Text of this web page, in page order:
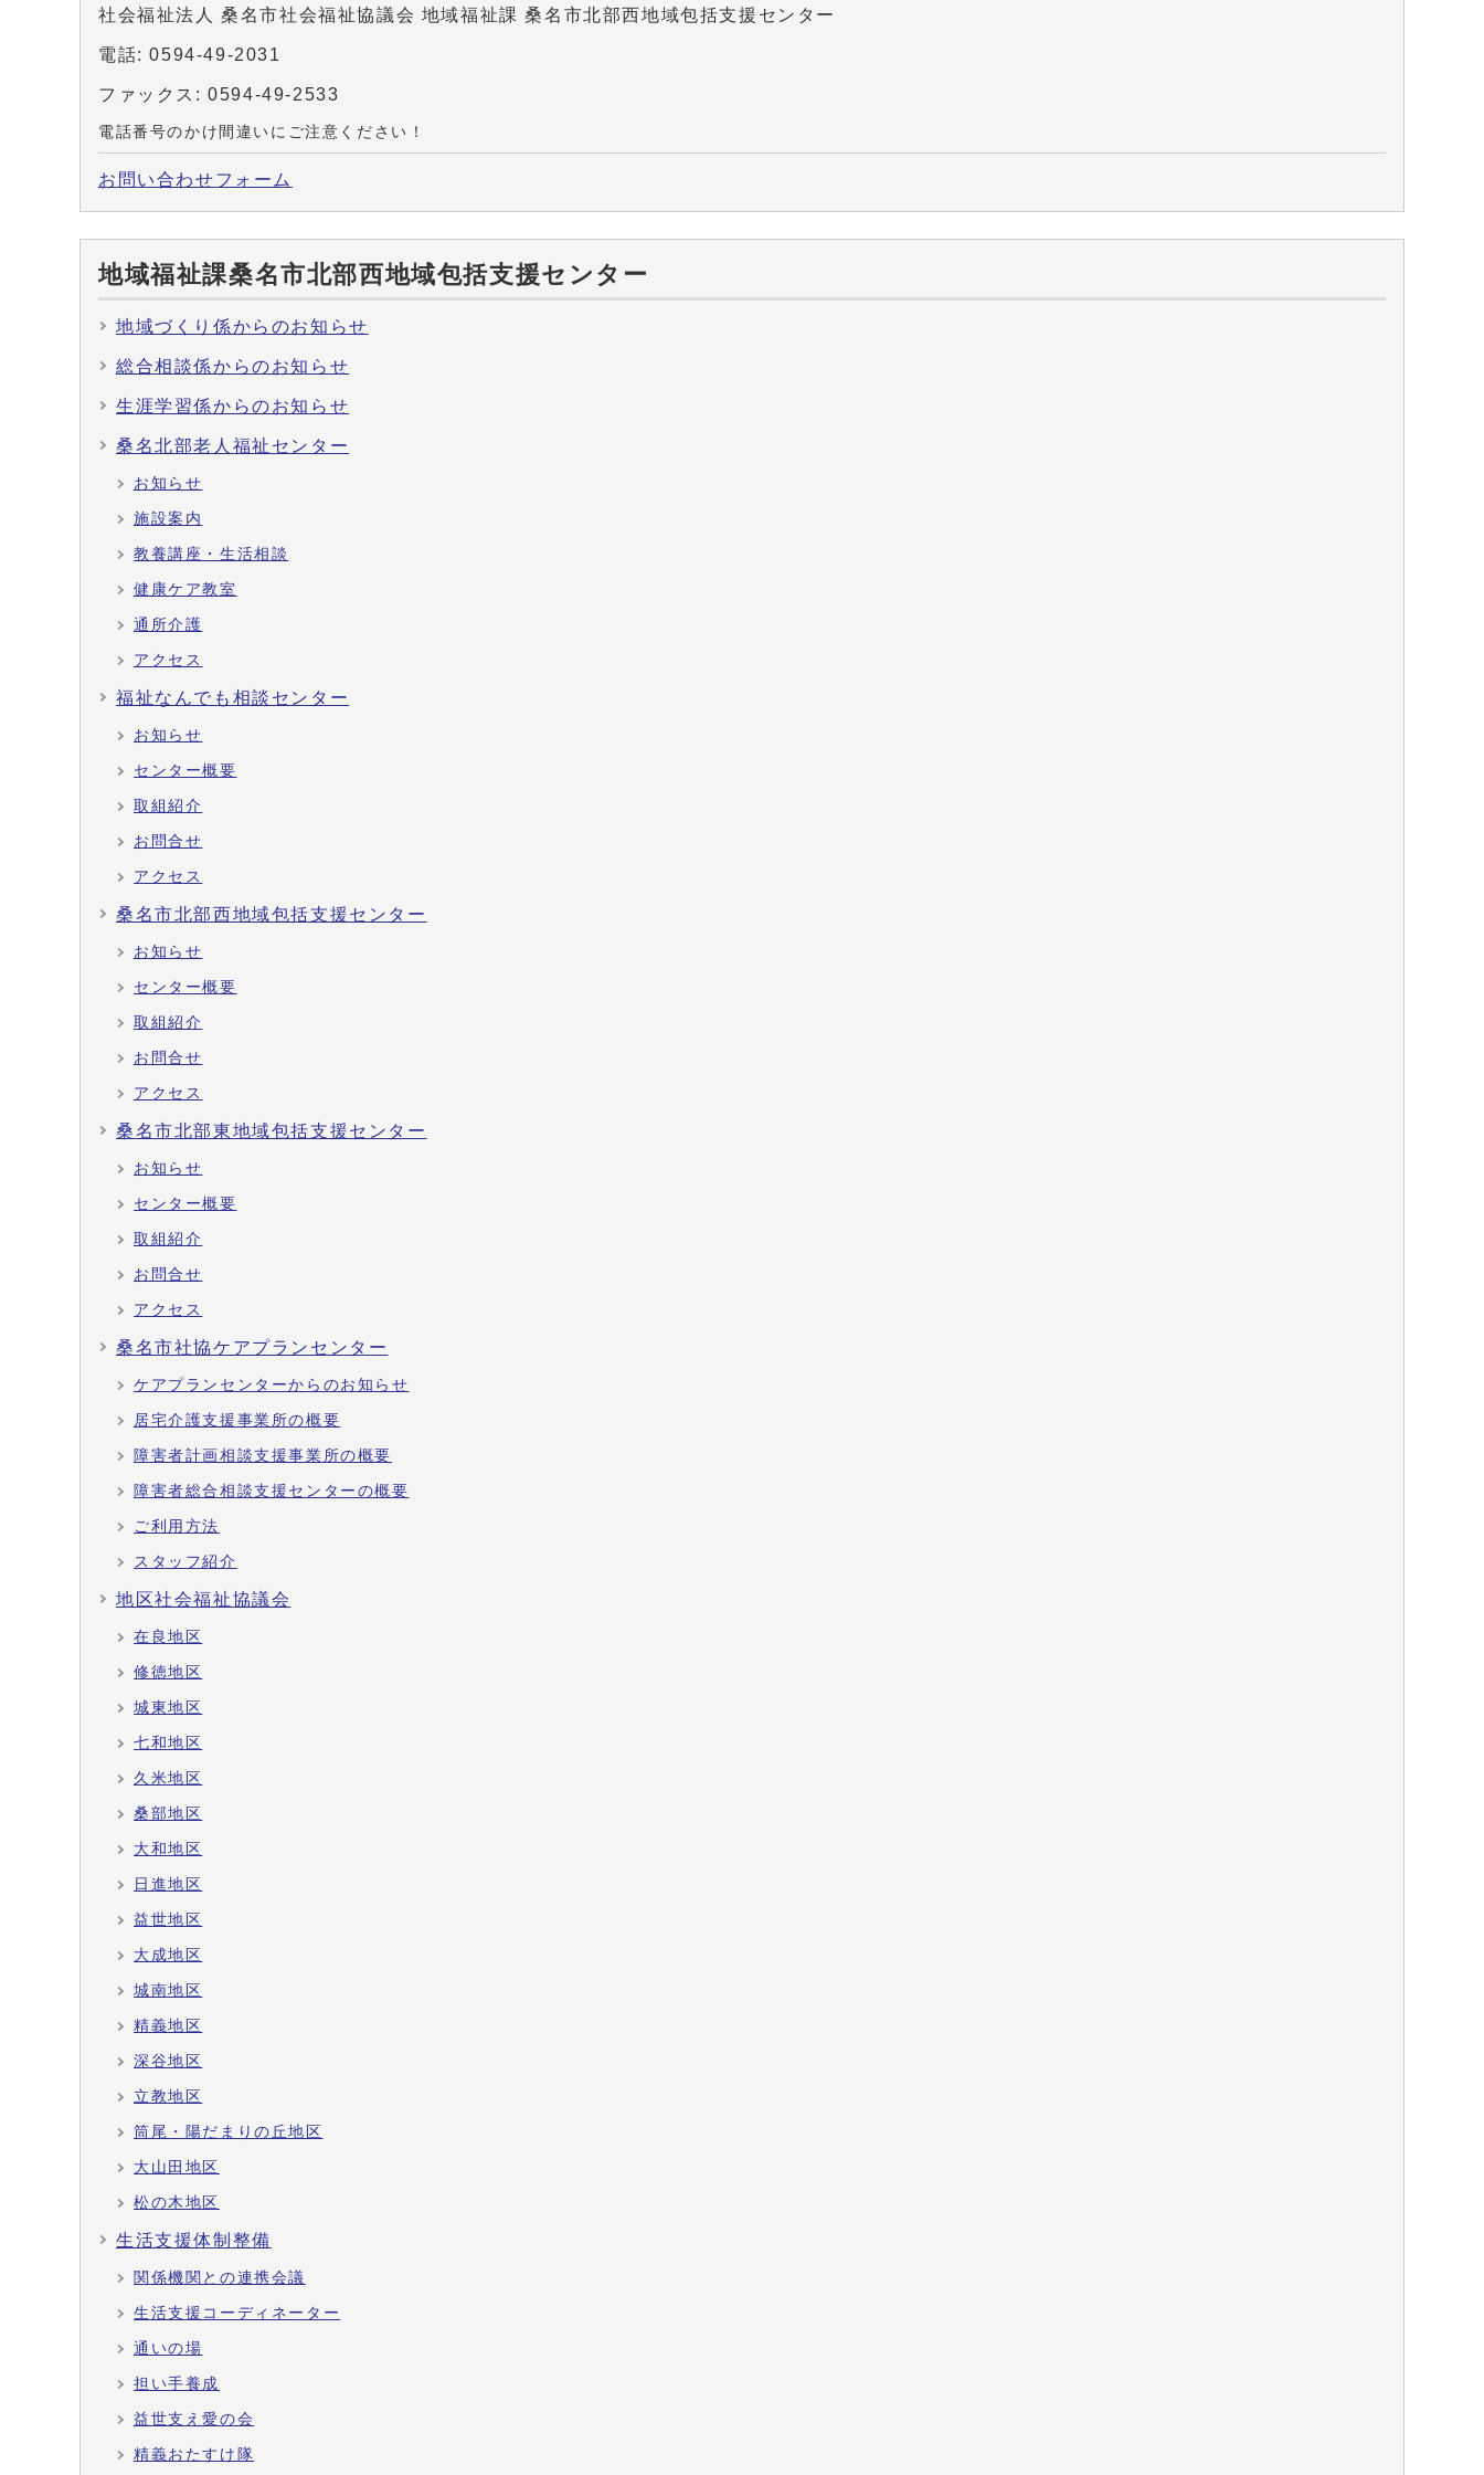
社会福祉法人 桑名市社会福祉協議会 地域福祉課 桑名市北部西地域包括支援センター
電話: 0594-49-2031
ファックス: 0594-49-2533
電話番号のかけ間違いにご注意ください！
お問い合わせフォーム
地域福祉課桑名市北部西地域包括支援センター
地域づくり係からのお知らせ
総合相談係からのお知らせ
生涯学習係からのお知らせ
桑名北部老人福祉センター
お知らせ
施設案内
教養講座・生活相談
健康ケア教室
通所介護
アクセス
福祉なんでも相談センター
お知らせ
センター概要
取組紹介
お問合せ
アクセス
桑名市北部西地域包括支援センター
お知らせ
センター概要
取組紹介
お問合せ
アクセス
桑名市北部東地域包括支援センター
お知らせ
センター概要
取組紹介
お問合せ
アクセス
桑名市社協ケアプランセンター
ケアプランセンターからのお知らせ
居宅介護支援事業所の概要
障害者計画相談支援事業所の概要
障害者総合相談支援センターの概要
ご利用方法
スタッフ紹介
地区社会福祉協議会
在良地区
修徳地区
城東地区
七和地区
久米地区
桑部地区
大和地区
日進地区
益世地区
大成地区
城南地区
精義地区
深谷地区
立教地区
筒尾・陽だまりの丘地区
大山田地区
松の木地区
生活支援体制整備
関係機関との連携会議
生活支援コーディネーター
通いの場
担い手養成
益世支え愛の会
精義おたすけ隊